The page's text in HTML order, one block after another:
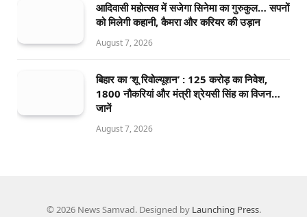
आदिवासी महोत्सव में सजेगा सिनेमा का गुरुकुल… सपनों
को मिलेगी कहानी, कैमरा और करियर की उड़ान
August 7, 2026
बिहार का ‘शू रिवोल्यूशन’ : 125 करोड़ का निवेश,
1800 नौकरियां और मंत्री श्रेयसी सिंह का विजन…
जानें
August 7, 2026
© 2026 News Samvad. Designed by Launching Press.